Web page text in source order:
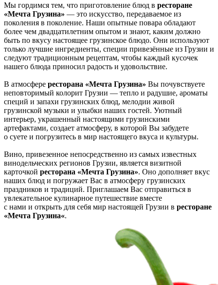
Мы гордимся тем, что приготовление блюд в ресторане
«Мечта Грузина» — это искусство, передаваемое из
поколения в поколение. Наши опытные повара обладают
более чем двадцатилетним опытом и знают, каким должно
быть по вкусу настоящее грузинское блюдо. Они используют
только лучшие ингредиенты, специи привезённые из Грузии и
следуют традиционным рецептам, чтобы каждый кусочек
нашего блюда приносил радость и удовольствие.
В атмосфере ресторана «Мечта Грузина» Вы почувствуете
неповторимый колорит Грузии — тепло и радушие, ароматы
специй и запахи грузинских блюд, мелодии живой
грузинской музыки и улыбки наших гостей. Уютный
интерьер, украшенный настоящими грузинскими
артефактами, создает атмосферу, в которой Вы забудете
о суете и погрузитесь в мир настоящего вкуса и культуры.
Вино, привезенное непосредственно из самых известных
винодельческих регионов Грузии, является визитной
карточкой ресторана «Мечта Грузина». Оно дополняет вкус
наших блюд и погружает Вас в атмосферу грузинских
праздников и традиций. Приглашаем Вас отправиться в
увлекательное кулинарное путешествие вместе
с нами и открыть для себя мир настоящей Грузии в ресторане
«Мечта Грузина«.